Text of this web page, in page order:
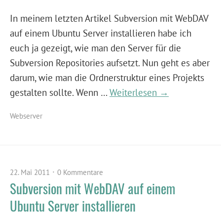
In meinem letzten Artikel Subversion mit WebDAV
auf einem Ubuntu Server installieren habe ich
euch ja gezeigt, wie man den Server für die
Subversion Repositories aufsetzt. Nun geht es aber
darum, wie man die Ordnerstruktur eines Projekts
gestalten sollte. Wenn … Weiterlesen →
Webserver
22. Mai 2011 0 Kommentare
Subversion mit WebDAV auf einem
Ubuntu Server installieren